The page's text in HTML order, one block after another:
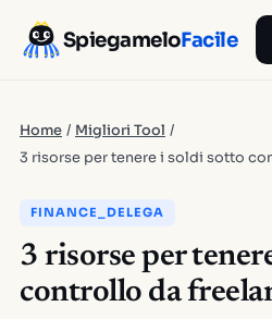
SpiegameloFacile
Home / Migliori Tool /
3 risorse per tenere i soldi sotto
FINANCE_DELEGA
3 risorse per
controllo da